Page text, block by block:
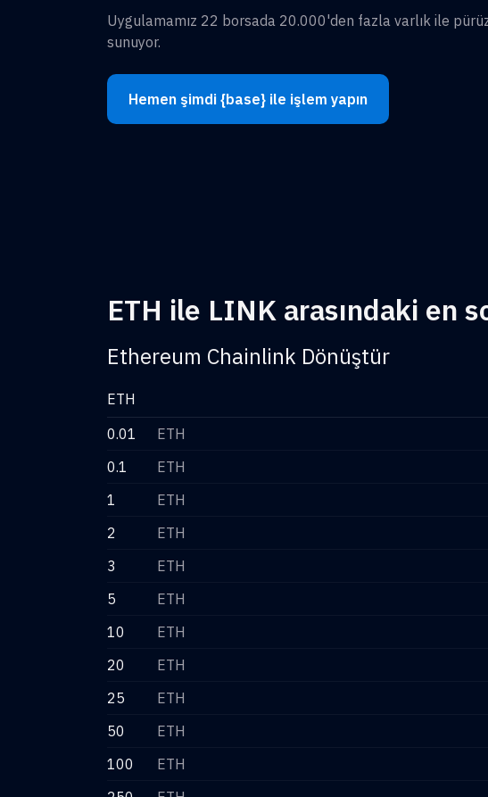
Uygulamamız 22 borsada 20.000'den fazla varlık ile
sunuyor.
Hemen şimdi {base} ile işlem yapın
ETH ile LINK arasındaki en
Ethereum Chainlink Dönüştür
ETH
0.01
ETH
0.1
ETH
1
ETH
2
ETH
3
ETH
5
ETH
10
ETH
20
ETH
25
ETH
50
ETH
100
ETH